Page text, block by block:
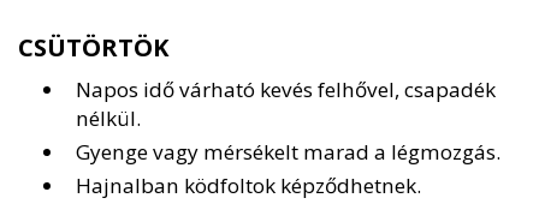
CSÜTÖRTÖK
Napos idő várható kevés felhővel, csapadék
nélkül.
Gyenge vagy mérsékelt marad a légmozgás.
Hajnalban ködfoltok képződhetnek.